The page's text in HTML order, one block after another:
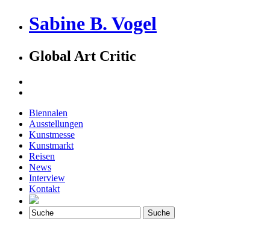
Sabine B. Vogel
Global Art Critic
Biennalen
Ausstellungen
Kunstmesse
Kunstmarkt
Reisen
News
Interview
Kontakt